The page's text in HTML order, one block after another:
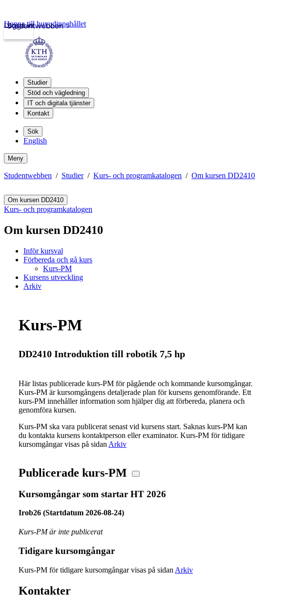
Studentwebben
Logga in
Hoppa till huvudinnehållet
Studier
Stöd och vägledning
IT och digitala tjänster
Kontakt
Sök
English
Meny
Studentwebben Studier Kurs- och programkatalogen Om kursen DD2410
Om kursen DD2410
Kurs- och programkatalogen
Om kursen DD2410
Inför kursval
Förbereda och gå kurs
Kurs-PM
Kursens utveckling
Arkiv
Kurs-PM
DD2410 Introduktion till robotik 7,5 hp
Här listas publicerade kurs-PM för pågående och kommande kursomgångar.
Kurs-PM är kursomgångens detaljerade plan för kursens genomförande. Ett
kurs-PM innehåller information som hjälper dig att förbereda, planera och
genomföra kursen.
Kurs-PM ska vara publicerat senast vid kursens start. Saknas kurs-PM kan
du kontakta kursens kontaktperson eller examinator. Kurs-PM för tidigare
kursomgångar visas på sidan Arkiv
Publicerade kurs-PM
Kursomgångar som startar HT 2026
Irob26 (Startdatum 2026-08-24)
Kurs-PM är inte publicerat
Tidigare kursomgångar
Kurs-PM för tidigare kursomgångar visas på sidan Arkiv
Kontakter